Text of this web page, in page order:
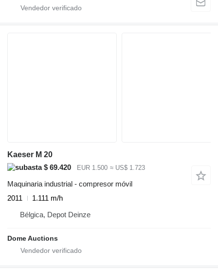
Kaeser M 20
$ 69.420
EUR 1.500 ≈ US$ 1.723
Maquinaria industrial - compresor móvil
2011
1.111 m/h
Bélgica, Depot Deinze
Dome Auctions